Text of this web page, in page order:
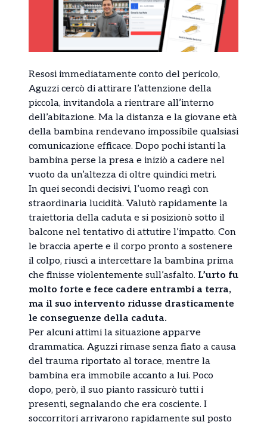
Resosi immediatamente conto del pericolo,
Aguzzi cercò di attirare l’attenzione della
piccola, invitandola a rientrare all’interno
dell’abitazione. Ma la distanza e la giovane età
della bambina rendevano impossibile qualsiasi
comunicazione efficace. Dopo pochi istanti la
bambina perse la presa e iniziò a cadere nel
vuoto da un’altezza di oltre quindici metri.
In quei secondi decisivi, l’uomo reagì con
straordinaria lucidità. Valutò rapidamente la
traiettoria della caduta e si posizionò sotto il
balcone nel tentativo di attutire l’impatto. Con
le braccia aperte e il corpo pronto a sostenere
il colpo, riuscì a intercettare la bambina prima
che finisse violentemente sull’asfalto. L’urto fu
molto forte e fece cadere entrambi a terra,
ma il suo intervento ridusse drasticamente
le conseguenze della caduta.
Per alcuni attimi la situazione apparve
drammatica. Aguzzi rimase senza fiato a causa
del trauma riportato al torace, mentre la
bambina era immobile accanto a lui. Poco
dopo, però, il suo pianto rassicurò tutti i
presenti, segnalando che era cosciente. I
soccorritori arrivarono rapidamente sul posto